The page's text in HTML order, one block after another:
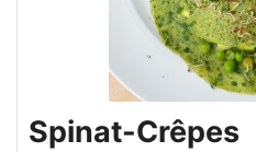
Spinat-Crêpes